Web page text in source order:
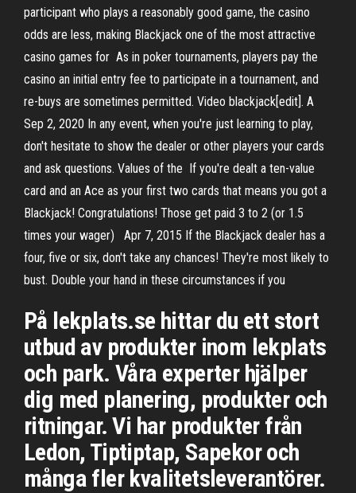
participant who plays a reasonably good game, the casino
odds are less, making Blackjack one of the most attractive
casino games for As in poker tournaments, players pay the
casino an initial entry fee to participate in a tournament, and
re-buys are sometimes permitted. Video blackjack[edit]. A
Sep 2, 2020 In any event, when you're just learning to play,
don't hesitate to show the dealer or other players your cards
and ask questions. Values of the If you're dealt a ten-value
card and an Ace as your first two cards that means you got a
Blackjack! Congratulations! Those get paid 3 to 2 (or 1.5
times your wager) Apr 7, 2015 If the Blackjack dealer has a
four, five or six, don't take any chances! They're most likely to
bust. Double your hand in these circumstances if you
På lekplats.se hittar du ett stort
utbud av produkter inom lekplats
och park. Våra experter hjälper
dig med planering, produkter och
ritningar. Vi har produkter från
Ledon, Tiptiptap, Sapekor och
många fler kvalitetsleverantörer.